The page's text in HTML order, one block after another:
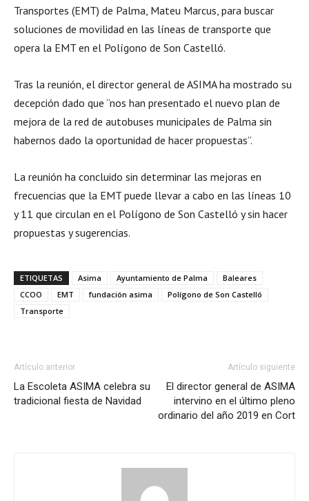
Transportes (EMT) de Palma, Mateu Marcus, para buscar
soluciones de movilidad en las líneas de transporte que
opera la EMT en el Polígono de Son Castelló.
Tras la reunión, el director general de ASIMA ha mostrado su
decepción dado que “nos han presentado el nuevo plan de
mejora de la red de autobuses municipales de Palma sin
habernos dado la oportunidad de hacer propuestas”.
La reunión ha concluido sin determinar las mejoras en
frecuencias que la EMT puede llevar a cabo en las líneas 10
y 11 que circulan en el Polígono de Son Castelló y sin hacer
propuestas y sugerencias.
ETIQUETAS Asima Ayuntamiento de Palma
Baleares
CCOO
EMT fundación asima
Polígono de Son Castelló
Transporte
Artículo anterior
La Escoleta ASIMA celebra su
tradicional fiesta de Navidad
Artículo siguiente
El director general de ASIMA
intervino en el último pleno
ordinario del año 2019 en Cort